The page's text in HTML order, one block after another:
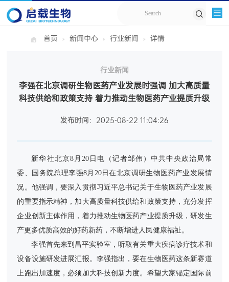
首页 新闻中心 行业新闻 详情
行业新闻
李强在北京调研生物医药产业发展时强调 加大高质量
科技供给和政策支持 着力推动生物医药产业提质升级
发布时间：2025-08-22 11:04:26
新华社北京8月20日电（记者邹伟）中共中央政治局常
委、国务院总理李强8月20日在北京调研生物医药产业发展情
况。他强调，要深入贯彻习近平总书记关于生物医药产业发展
的重要指示精神，加大高质量科技供给和政策支持，充分发挥
企业创新主体作用，着力推动生物医药产业提质升级，研发生
产更多优质高效的好药新药，不断增进人民健康福祉。
李强首先来到昌平实验室，听取有关重大疾病诊疗技术和
设备设施研发进展汇报。李强指出，要在生物医药这条新赛道
上跑出加速度，必须加大科技创新力度。希望大家锚定国际前